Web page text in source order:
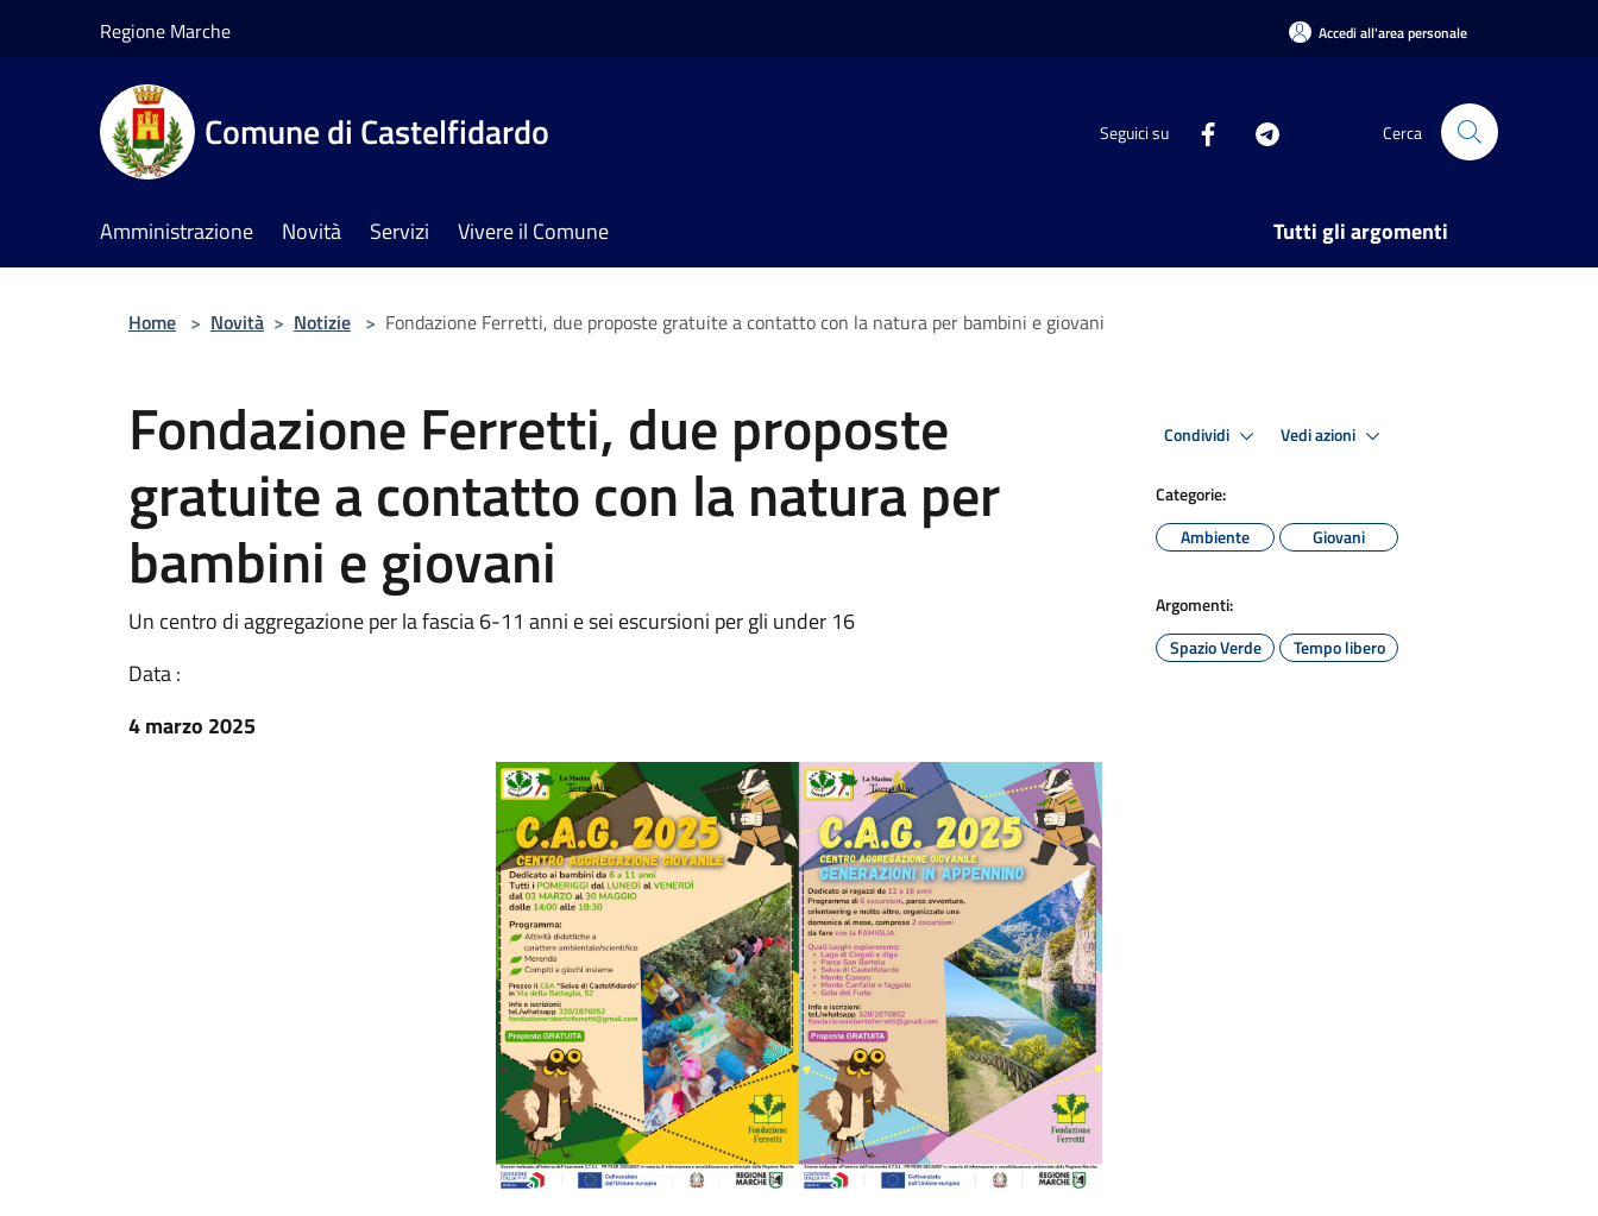
Regione Marche Accedi all'area personale
Comune di Castelfidardo Seguici su Cerca
Amministrazione Novità Servizi Vivere il Comune Tutti gli argomenti
Home > Novità > Notizie > Fondazione Ferretti, due proposte gratuite a contatto con la natura per bambini e giovani
Fondazione Ferretti, due proposte
gratuite a contatto con la natura per
bambini e giovani
Un centro di aggregazione per la fascia 6-11 anni e sei escursioni per gli under 16
Data :
4 marzo 2025
Condividi Vedi azioni
Categorie:
Ambiente
Giovani
Argomenti:
Spazio Verde
Tempo libero